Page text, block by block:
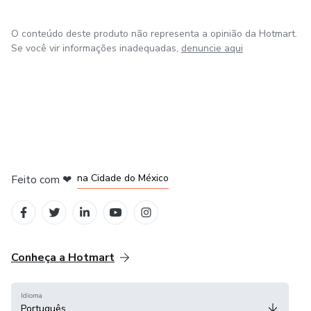
O conteúdo deste produto não representa a opinião da Hotmart.
Se você vir informações inadequadas, denuncie aqui
Feito com ❤ na Cidade do México
Conheça a Hotmart
Idioma